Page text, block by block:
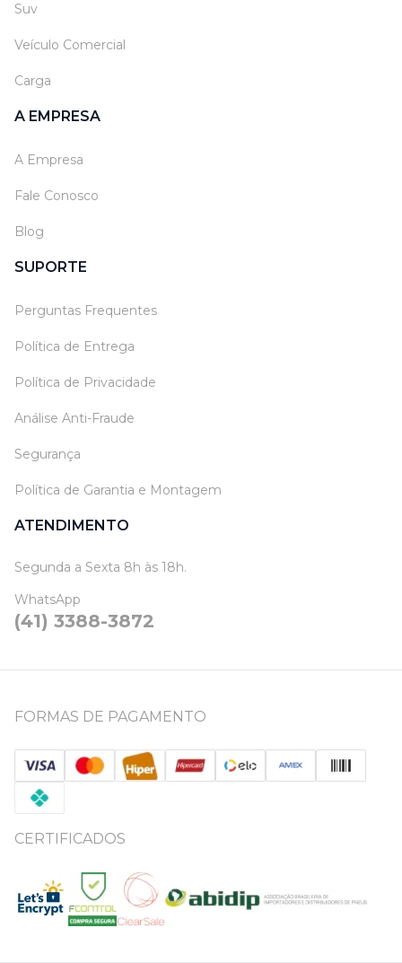
Suv
Veículo Comercial
Carga
A EMPRESA
A Empresa
Fale Conosco
Blog
SUPORTE
Perguntas Frequentes
Política de Entrega
Política de Privacidade
Análise Anti-Fraude
Segurança
Política de Garantia e Montagem
ATENDIMENTO
Segunda a Sexta 8h às 18h.
WhatsApp
(41) 3388-3872
FORMAS DE PAGAMENTO
CERTIFICADOS